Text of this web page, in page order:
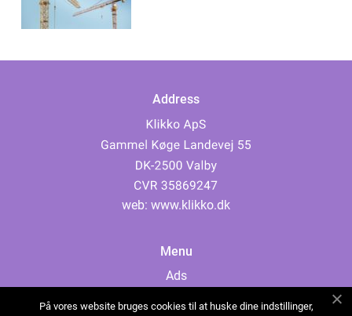
Address
web: www.klikko.dk
Menu
Ads
På vores website bruges cookies til at huske dine indstillinger,